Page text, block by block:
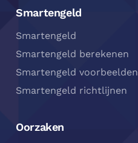
Smartengeld
Smartengeld
Smartengeld berekenen
Smartengeld voorbeelden
Smartengeld richtlijnen
Oorzaken